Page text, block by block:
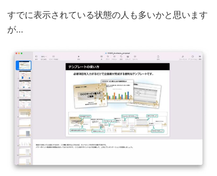
すでに表示されている状態の人も多いかと思います
が...